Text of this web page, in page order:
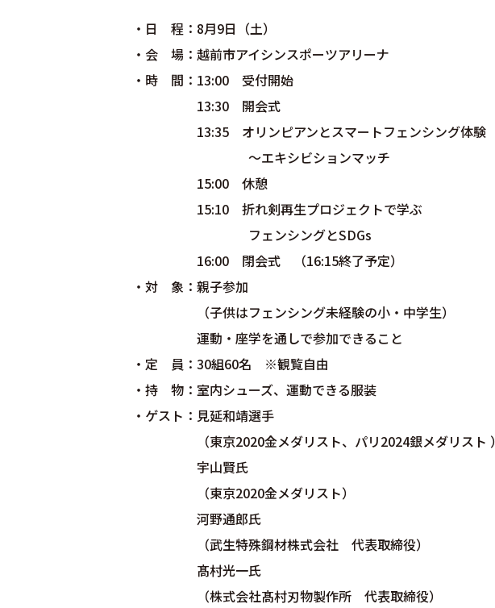
・日 程：8月9日（土）
・会 場：越前市アイシンスポーツアリーナ
・時 間：13:00 受付開始
13:30 開会式
13:35 オリンピアンとスマートフェンシング体験
～エキシビションマッチ
15:00 休憩
15:10 折れ剣再生プロジェクトで学ぶ
フェンシングとSDGs
16:00 閉会式 （16:15終了予定）
・対 象：親子参加
（子供はフェンシング未経験の小・中学生）
運動・座学を通しで参加できること
・定 員：30組60名 ※観覧自由
・持 物：室内シューズ、運動できる服装
・ゲスト：見延和靖選手
（東京2020金メダリスト、パリ2024銀メダリスト ）
宇山賢氏
（東京2020金メダリスト）
河野通郎氏
（武生特殊鋼材株式会社 代表取締役）
髙村光一氏
（株式会社髙村刃物製作所 代表取締役）